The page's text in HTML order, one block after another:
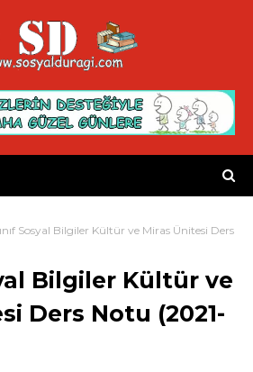
Sosyal Bilgiler Kültür ve Miras Ünitesi Ders
Bilgiler Kültür ve
Ders Notu (2021-